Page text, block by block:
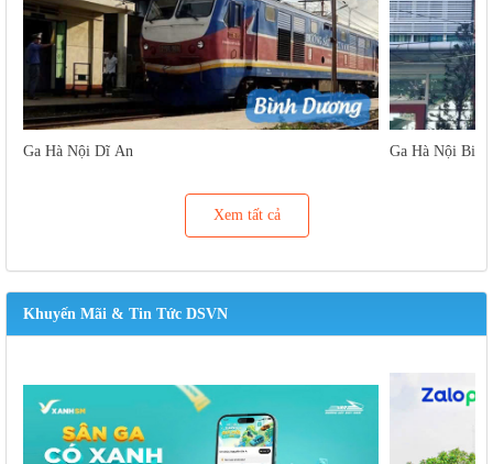
Ga Hà Nội Dĩ An Ga Hà Nội Biên
Xem tất cả
Khuyến Mãi & Tin Tức DSVN